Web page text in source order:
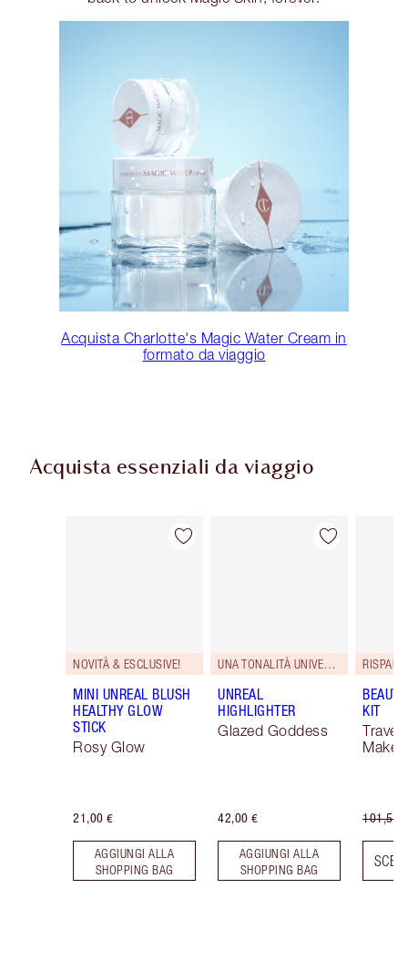
Acquista Charlotte's Magic Water Cream in
formato da viaggio
Acquista essenziali da viaggio
Articolo 1 di 105
NOVITÀ & ESCLUSIVE!
MINI UNREAL BLUSH
HEALTHY GLOW
STICK
Rosy Glow
21,00 €
AGGIUNGI ALLA
SHOPPING BAG
Articolo 2 di 105
UNA TONALITÀ UNIVERSALE.
UNREAL
HIGHLIGHTER
Glazed Goddess
42,00 €
AGGIUNGI ALLA
SHOPPING BAG
KIT
Travel
101,50